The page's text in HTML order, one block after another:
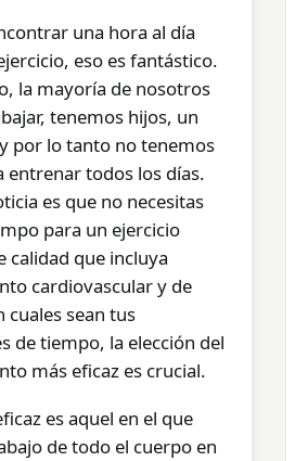
una hora al día
eso es fantástico.
la mayoría de nosotros
tenemos hijos, un
por lo tanto no tenemos
entrenar todos los días.
es que no necesitas
para un ejercicio
calidad que incluya
cardiovascular y de
cuales sean tus
de tiempo, la elección del
más eficaz es crucial.
es aquel en el que
de todo el cuerpo en